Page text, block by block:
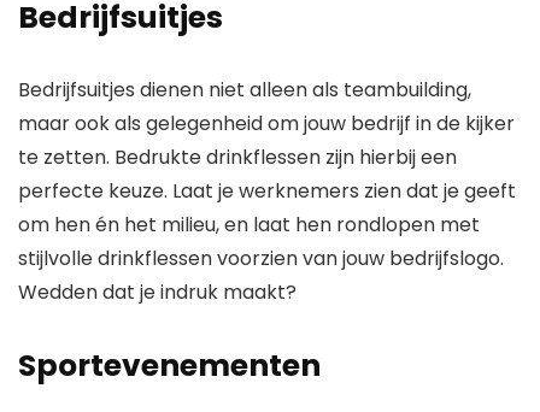
Bedrijfsuitjes
Bedrijfsuitjes dienen niet alleen als teambuilding,
maar ook als gelegenheid om jouw bedrijf in de kijker
te zetten. Bedrukte drinkflessen zijn hierbij een
perfecte keuze. Laat je werknemers zien dat je geeft
om hen én het milieu, en laat hen rondlopen met
stijlvolle drinkflessen voorzien van jouw bedrijfslogo.
Wedden dat je indruk maakt?
Sportevenementen